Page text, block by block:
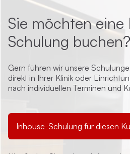
Sie möchten eine
Schulung buchen?
Gern führen wir unsere
direkt in Ihrer Klinik oder
nach individuellen Terminen und
Inhouse-Schulung für diesen